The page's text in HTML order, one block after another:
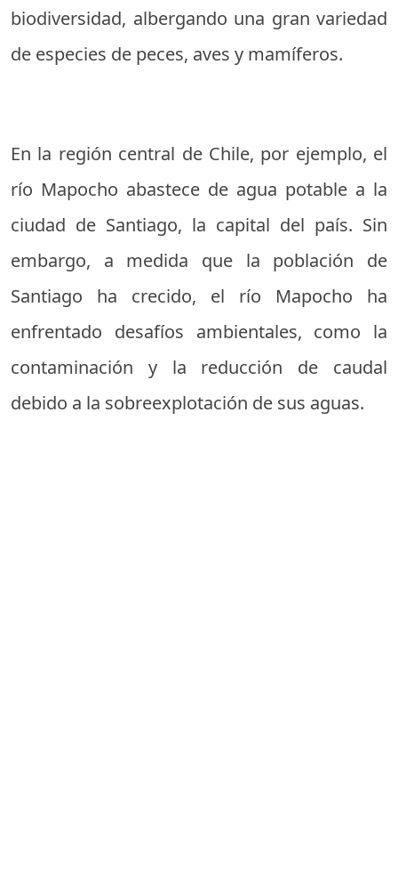
biodiversidad, albergando una gran variedad
de especies de peces, aves y mamíferos.
En la región central de Chile, por ejemplo, el
río Mapocho abastece de agua potable a la
ciudad de Santiago, la capital del país. Sin
embargo, a medida que la población de
Santiago ha crecido, el río Mapocho ha
enfrentado desafíos ambientales, como la
contaminación y la reducción de caudal
debido a la sobreexplotación de sus aguas.